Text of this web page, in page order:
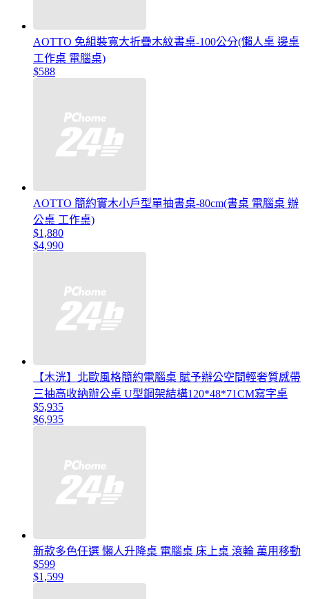
AOTTO 免組裝寬大折疊木紋書桌-100公分(懶人桌 邊桌
工作桌 電腦桌)
$588
AOTTO 簡約實木小戶型單抽書桌-80cm(書桌 電腦桌 辦
公桌 工作桌)
$1,880
$4,990
【木洸】北歐風格簡約電腦桌 賦予辦公空間輕奢質感帶
三抽高收納辦公桌 U型鋼架結構120*48*71CM寫字桌
$5,935
$6,935
新款多色任選 懶人升降桌 電腦桌 床上桌 滾輪 萬用移動
$599
$1,599